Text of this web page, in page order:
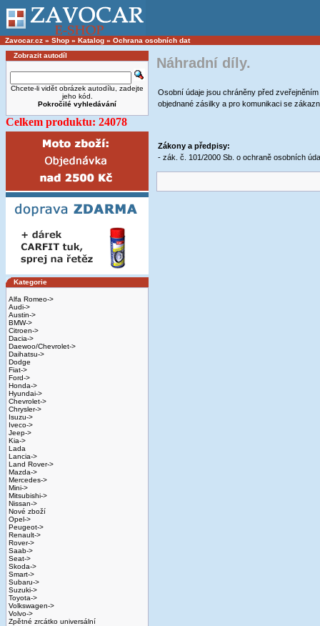
Zavocar.cz » Shop » Katalog » Ochrana osobních dat
Zobrazit autodíl
Chcete-li vidět obrázek autodílu, zadejte
jeho kód.
Pokročilé vyhledávání
Celkem produktu: 24078
Kategorie
Alfa Romeo->
Audi->
Austin->
BMW->
Citroen->
Dacia->
Daewoo/Chevrolet->
Daihatsu->
Dodge
Fiat->
Ford->
Honda->
Hyundai->
Chevrolet->
Chrysler->
Isuzu->
Iveco->
Jeep->
Kia->
Lada
Lancia->
Land Rover->
Mazda->
Mercedes->
Mini->
Mitsubishi->
Nissan->
Nové zboží
Opel->
Peugeot->
Renault->
Rover->
Saab->
Seat->
Skoda->
Smart->
Subaru->
Suzuki->
Toyota->
Volkswagen->
Volvo->
Zpětné zrcátko universální
Náhradní díly.
Osobní údaje jsou chráněny před
objednané zásilky a pro komunikaci se
Zákony a předpisy:
- zák. č. 101/2000 Sb. o ochraně osobních